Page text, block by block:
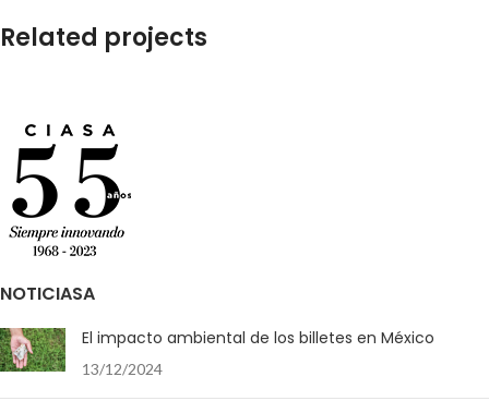
Related projects
Et vestibulum quis a suspendisse
NOTICIASA
El impacto ambiental de los billetes en México
13/12/2024